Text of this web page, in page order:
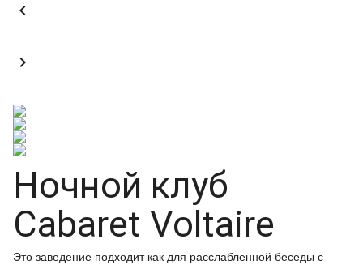


Ночной клуб
Cabaret Voltaire
Это заведение подходит как для расслабленной беседы с